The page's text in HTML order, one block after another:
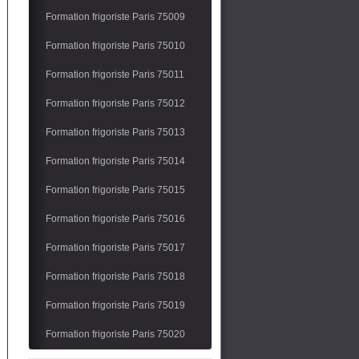
Formation Climatisation-Frigoriste
Formation frigoriste Paris 75009
Formation frigoriste Paris 75010
Formation frigoriste Paris 75011
Formation frigoriste Paris 75012
Formation frigoriste Paris 75013
Formation frigoriste Paris 75014
Formation frigoriste Paris 75015
Formation frigoriste Paris 75016
Formation frigoriste Paris 75017
Formation frigoriste Paris 75018
Formation frigoriste Paris 75019
Formation frigoriste Paris 75020